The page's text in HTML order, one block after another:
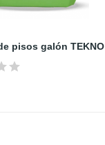
pisos galón TEKNO